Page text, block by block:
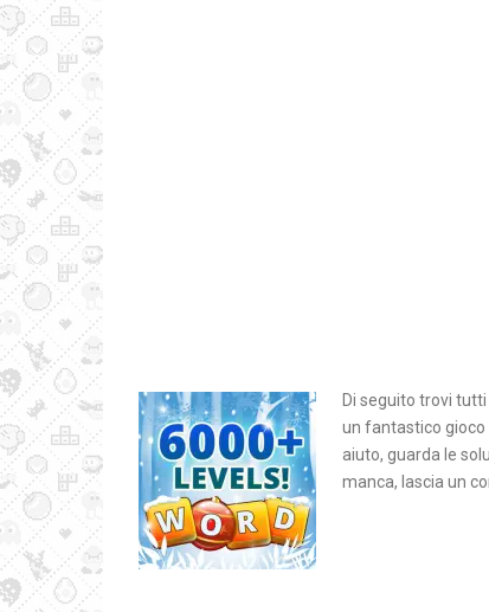
Di seguito trovi tutti
un fantastico gioco
aiuto, guarda le
manca, lascia un